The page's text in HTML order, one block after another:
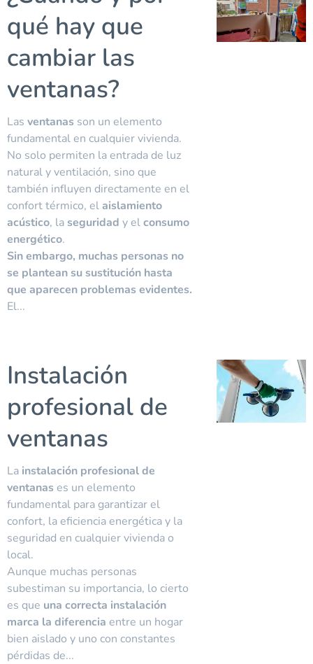
qué hay que
cambiar las
ventanas?
Las ventanas son un elemento
fundamental en cualquier vivienda.
No solo permiten la entrada de luz
natural y ventilación, sino que
también influyen directamente en el
confort térmico, elaislamiento
acústico, laseguridad y elconsumo
energético.
Sin embargo, muchas personas no
se plantean su sustitución hasta
que aparecen problemas evidentes.
El...
Instalación
profesional de
ventanas
La instalación profesional de
ventanas es un elemento
fundamental para garantizar el
confort, la eficiencia energética y la
seguridad en cualquier vivienda o
local.
Aunque muchas personas
subestiman su importancia, lo cierto
es que una correcta instalación
marca la diferencia entre un hogar
bien aislado y uno con constantes
pérdidas de...